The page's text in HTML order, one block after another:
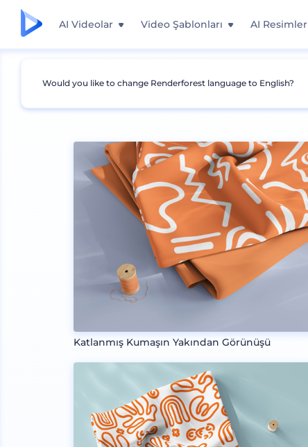
AI Videolar Video Şablonları AI Resimler
Mockuplar İç Mimari Çerçeve Mockup
Katlanmış Kumaşın Yakından Görünüşü
Would you like to change Renderforest language to English?